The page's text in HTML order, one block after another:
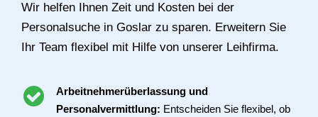
Wir helfen Ihnen Zeit und Kosten bei der
Personalsuche in Goslar zu sparen. Erweitern Sie
Ihr Team flexibel mit Hilfe von unserer Leihfirma.
Arbeitnehmerüberlassung und
Personalvermittlung: Entscheiden Sie flexibel, ob